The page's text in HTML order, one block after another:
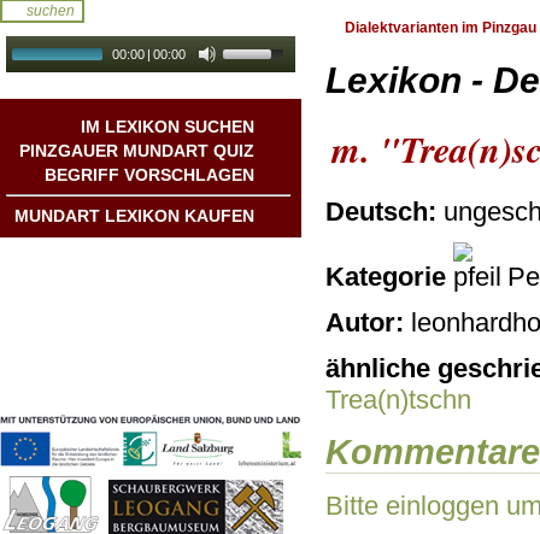
00:00 | 00:00
IM LEXIKON SUCHEN
PINZGAUER MUNDART QUIZ
BEGRIFF VORSCHLAGEN
MUNDART LEXIKON KAUFEN
Dialektvarianten im Pinzgau
Lexikon -
m.
Deutsch:
Kategorie
Autor:
ähnliche
Trea(n)tschn
Kommentare
Bitte einloggen